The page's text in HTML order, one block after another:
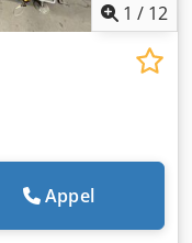
1 / 12
Appel